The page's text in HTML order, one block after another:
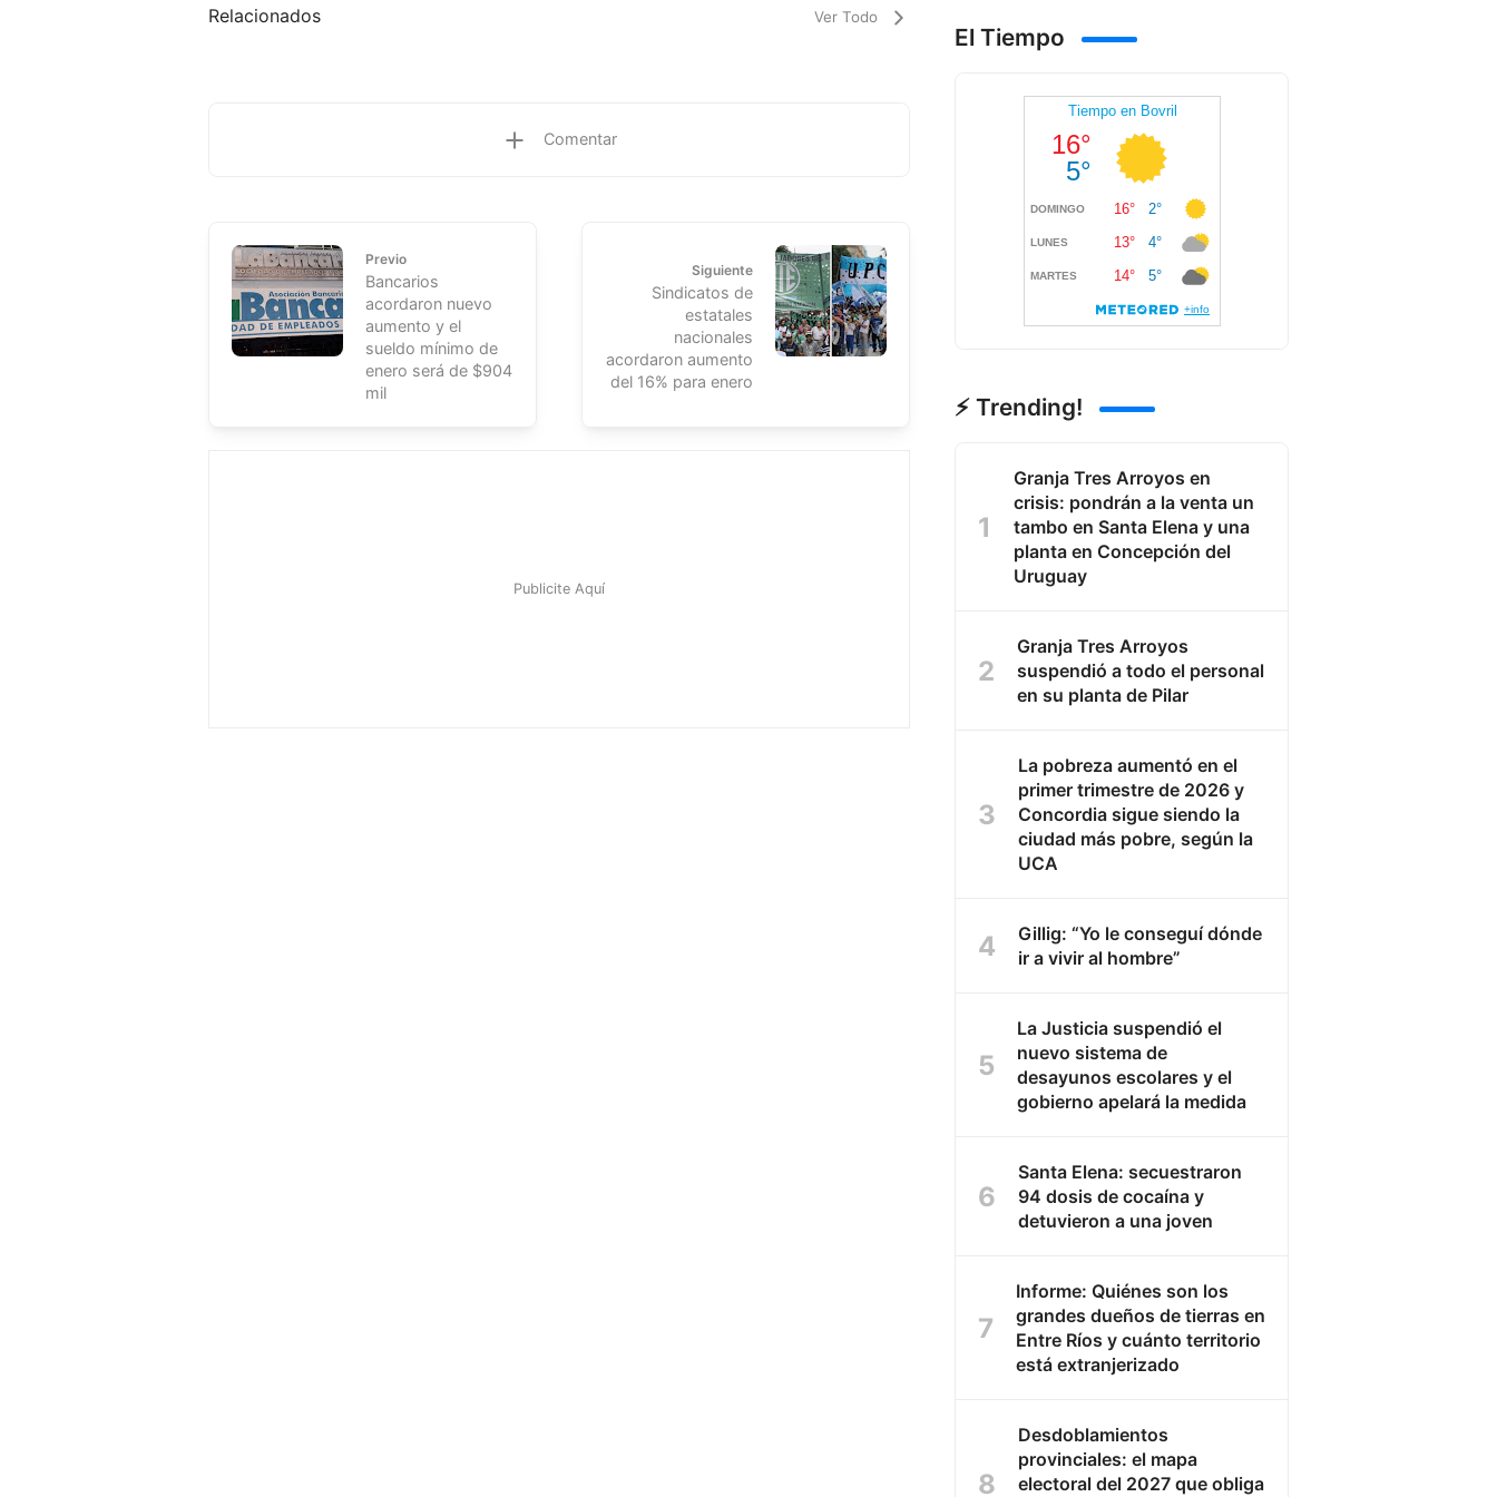
Relacionados Ver Todo
Comentar
Previo
Bancarios
acordaron nuevo
aumento y el
sueldo mínimo de
enero será de $904
mil
Siguiente
Sindicatos de
estatales
nacionales
acordaron aumento
del 16% para enero
El Tiempo
⚡ Trending!
Granja Tres Arroyos en
crisis: pondrán a la venta un
tambo en Santa Elena y una
planta en Concepción del
Uruguay
Granja Tres Arroyos
suspendió a todo el personal
en su planta de Pilar
La pobreza aumentó en el
primer trimestre de 2026 y
Concordia sigue siendo la
ciudad más pobre, según la
UCA
Gillig: “Yo le conseguí dónde
ir a vivir al hombre”
La Justicia suspendió el
nuevo sistema de
desayunos escolares y el
gobierno apelará la medida
Santa Elena: secuestraron
94 dosis de cocaína y
detuvieron a una joven
Informe: Quiénes son los
grandes dueños de tierras en
Entre Ríos y cuánto territorio
está extranjerizado
Desdoblamientos
provinciales: el mapa
electoral del 2027 que obliga